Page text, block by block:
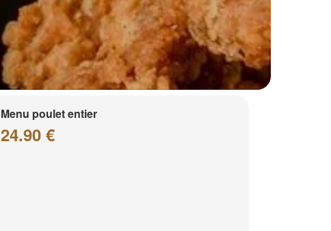
Menu poulet entier
24.90 €